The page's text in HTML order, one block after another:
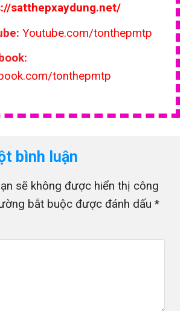
satthepxaydung.net/
Youtube.com/tonthepmtp
tonthepmtp
bình luận
sẽ không được hiển thị công
bắt buộc được đánh dấu *